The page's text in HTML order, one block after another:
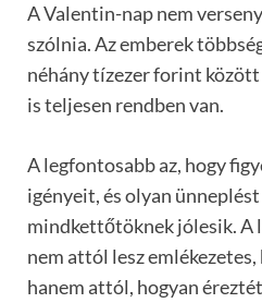
A Valentin-nap nem
szólnia. Az emberek
néhány tízezer forint között
is teljesen rendben van.
A legfontosabb az, hogy
igényeit, és olyan ünneplést
mindkettőtöknek jólesik. A
nem attól lesz
hanem attól, hogyan